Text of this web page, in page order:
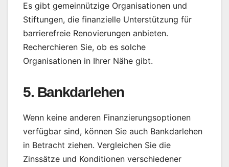
Es gibt gemeinnützige Organisationen und
Stiftungen, die finanzielle Unterstützung für
barrierefreie Renovierungen anbieten.
Recherchieren Sie, ob es solche
Organisationen in Ihrer Nähe gibt.
5. Bankdarlehen
Wenn keine anderen Finanzierungsoptionen
verfügbar sind, können Sie auch Bankdarlehen
in Betracht ziehen. Vergleichen Sie die
Zinssätze und Konditionen verschiedener